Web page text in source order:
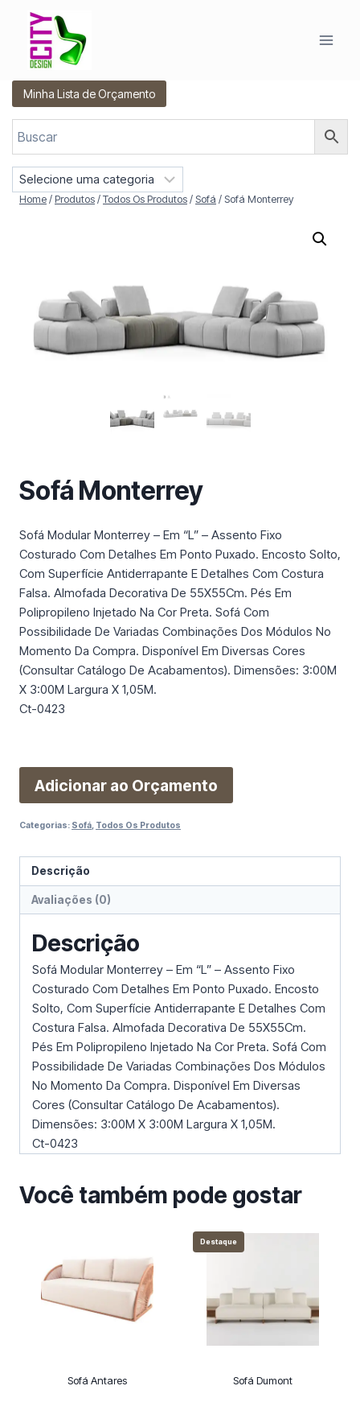
Conteúdo
Minha Lista de Orçamento
eHome / Produtos / Todos Os Produtos / Sofá / Sofá Monterrey
Sofá Monterrey
Sofá Modular Monterrey – Em “L” – Assento Fixo
Costurado Com Detalhes Em Ponto Puxado. Encosto Solto,
Com Superfície Antiderrapante E Detalhes Com Costura
Falsa. Almofada Decorativa De 55X55Cm. Pés Em
Polipropileno Injetado Na Cor Preta. Sofá Com
Possibilidade De Variadas Combinações Dos Módulos No
Momento Da Compra. Disponível Em Diversas Cores
(Consultar Catálogo De Acabamentos). Dimensões: 3:00M
X 3:00M Largura X 1,05M.
Ct-0423
Adicionar ao Orçamento
Categorias: Sofá, Todos Os Produtos
Descrição
Avaliações (0)
Descrição
Sofá Modular Monterrey – Em “L” – Assento Fixo
Costurado Com Detalhes Em Ponto Puxado. Encosto
Solto, Com Superfície Antiderrapante E Detalhes Com
Costura Falsa. Almofada Decorativa De 55X55Cm.
Pés Em Polipropileno Injetado Na Cor Preta. Sofá Com
Possibilidade De Variadas Combinações Dos Módulos
No Momento Da Compra. Disponível Em Diversas
Cores (Consultar Catálogo De Acabamentos).
Dimensões: 3:00M X 3:00M Largura X 1,05M.
Ct-0423
Você também pode gostar
Sofá Antares
Destaque
Sofá Dumont